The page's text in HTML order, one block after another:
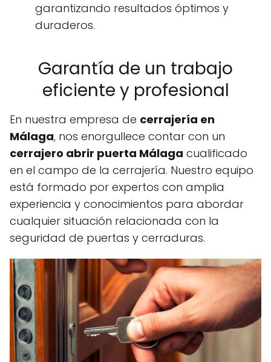
garantizando resultados óptimos y
duraderos.
Garantía de un trabajo
eficiente y profesional
En nuestra empresa de cerrajería en
Málaga, nos enorgullece contar con un
cerrajero abrir puerta Málaga cualificado
en el campo de la cerrajería. Nuestro equipo
está formado por expertos con amplia
experiencia y conocimientos para abordar
cualquier situación relacionada con la
seguridad de puertas y cerraduras.